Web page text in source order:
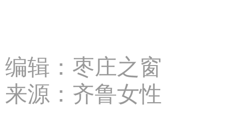
编辑：枣庄之窗
来源：齐鲁女性